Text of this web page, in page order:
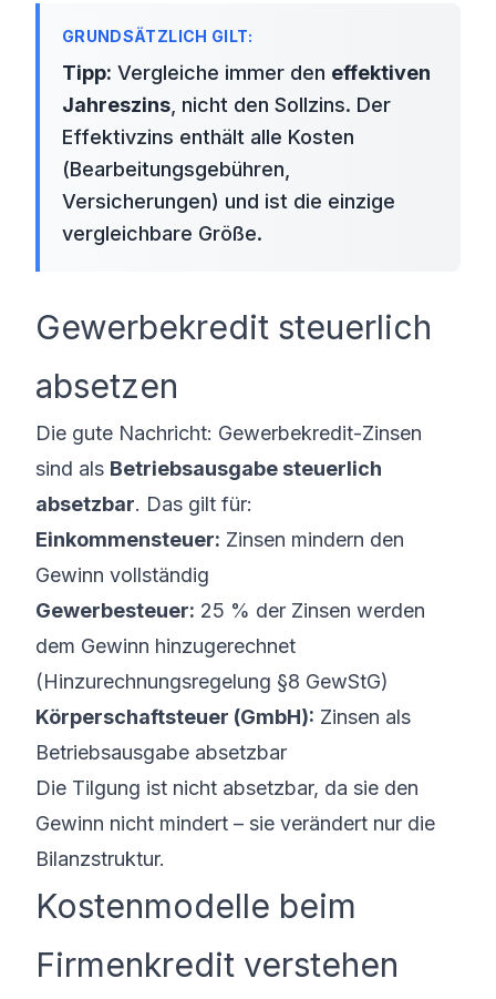
Tipp: Vergleiche immer den effektiven
Jahreszins , nicht den Sollzins. Der
Effektivzins enthält alle Kosten
(Bearbeitungsgebühren,
Versicherungen) und ist die einzige
vergleichbare Größe.
Gewerbekredit steuerlich
absetzen
Die gute Nachricht: Gewerbekredit-Zinsen
sind als Betriebsausgabe steuerlich
absetzbar. Das gilt für:
Einkommensteuer: Zinsen mindern den
Gewinn vollständig
Gewerbesteuer: 25 % der Zinsen werden
dem Gewinn hinzugerechnet
(Hinzurechnungsregelung §8 GewStG)
Körperschaftsteuer (GmbH): Zinsen als
Betriebsausgabe absetzbar
Die Tilgung ist nicht absetzbar, da sie den
Gewinn nicht mindert – sie verändert nur die
Bilanzstruktur.
Kostenmodelle beim
Firmenkredit verstehen